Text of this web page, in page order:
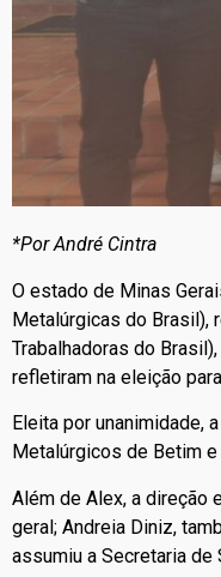
*Por André Cintra
O estado de Minas
Metalúrgicas do Brasil),
Trabalhadoras do
refletiram na eleição
Eleita por unanimidade,
Metalúrgicos de Betim
Além de Alex, a direção
geral; Andreia Diniz,
assumiu a Secretaria de